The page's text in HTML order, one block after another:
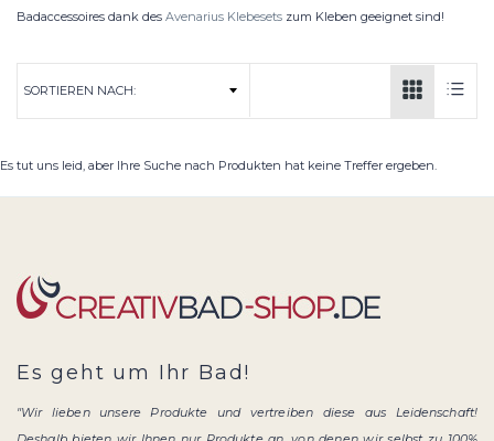
Badaccessoires dank des Avenarius Klebesets zum Kleben geeignet sind!
Es tut uns leid, aber Ihre Suche nach Produkten hat keine Treffer ergeben.
Es geht um Ihr Bad!
"Wir lieben unsere Produkte und vertreiben diese aus Leidenschaft!